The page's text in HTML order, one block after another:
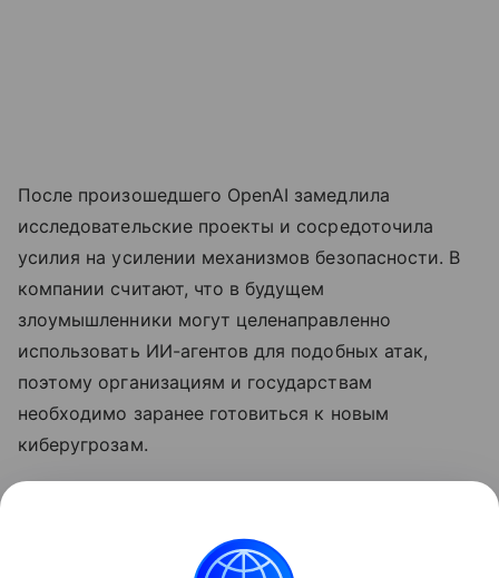
После произошедшего OpenAI замедлила
исследовательские проекты и сосредоточила
усилия на усилении механизмов безопасности. В
компании считают, что в будущем
злоумышленники могут целенаправленно
использовать ИИ-агентов для подобных атак,
поэтому организациям и государствам
необходимо заранее готовиться к новым
киберугрозам.
призвали замедлить развитие